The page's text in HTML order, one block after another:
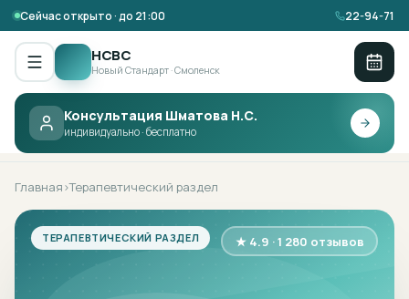
Сейчас открыто · до 21:00 22-94-71
НСВС
Новый Стандарт · Смоленск
Консультация Шматова Н.С.
индивидуально · бесплатно
НСВС ·ТЕРАПЕВТИЧЕСКИЙ РАЗДЕЛ
Главная›Терапевтический раздел
ТЕРАПЕВТИЧЕСКИЙ РАЗДЕЛ ★ 4.9 · 1 280 отзывов